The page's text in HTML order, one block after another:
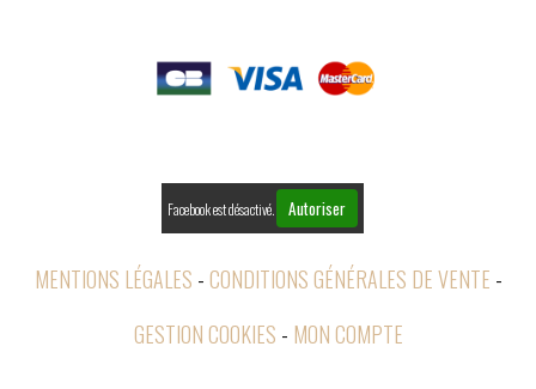
Facebook est désactivé. Autoriser
MENTIONS LÉGALES CONDITIONS GÉNÉRALES DE VENTE
GESTION COOKIES
MON COMPTE